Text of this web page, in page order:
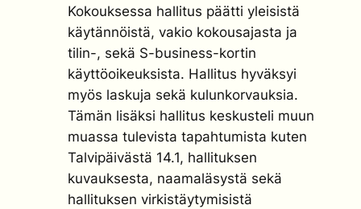
Kokouksessa hallitus päätti yleisistä
käytännöistä, vakio kokousajasta ja
tilin-, sekä S-business-kortin
käyttöoikeuksista. Hallitus hyväksyi
myös laskuja sekä kulunkorvauksia.
Tämän lisäksi hallitus keskusteli muun
muassa tulevista tapahtumista kuten
Talvipäivästä 14.1, hallituksen
kuvauksesta, naamaläsystä sekä
hallituksen virkistäytymisistä